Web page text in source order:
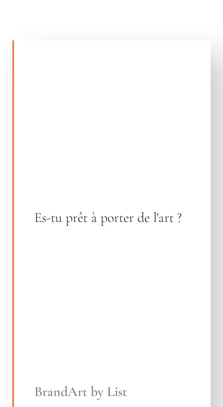
Es-tu prêt à porter de l'art ?
BrandArt by List